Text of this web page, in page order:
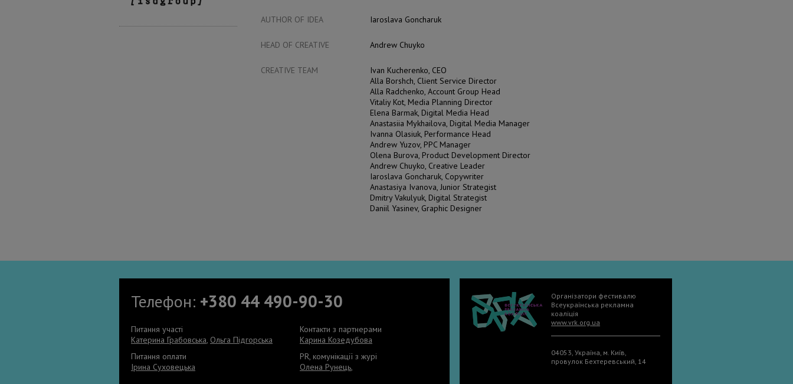
AUTHOR OF IDEA Iaroslava Goncharuk
HEAD OF CREATIVE Andrew Chuyko
CREATIVE TEAM
Ivan Kucherenko, CEO
Alla Borshch, Client Service Director
Alla Radchenko, Account Group Head
Vitaliy Kot, Media Planning Director
Elena Barmak, Digital Media Head
Anastasiia Mykhailova, Digital Media Manager
Ivanna Olasiuk, Performance Head
Andrew Yuzov, PPC Manager
Olena Burova, Product Development Director
Andrew Chuyko, Creative Leader
Iaroslava Goncharuk, Copywriter
Anastasiya Ivanova, Junior Strategist
Dmitry Vakulyuk, Digital Strategist
Daniil Yasinev, Graphic Designer
Організатори фестивалю
Всеукраїнська рекламна
коаліція
www.vrk.org.ua
04053, Україна, м. Київ,
провулок Бехтеревський, 14
Телефон: +380 44 490-90-30
Питання участі
Катерина Грабовська Ольга Підгорська
Контакти з партнерами
Карина Козедубова
Питання оплати
Ірина Суховецька
PR, комунікації з журі
Олена Рунець